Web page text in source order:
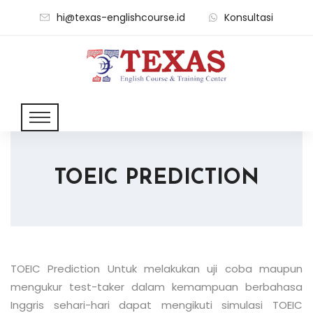
hi@texas-englishcourse.id Konsultasi
TOEIC PREDICTION
TOEIC Prediction Untuk melakukan uji coba maupun
mengukur test-taker dalam kemampuan berbahasa
Inggris sehari-hari dapat mengikuti simulasi TOEIC